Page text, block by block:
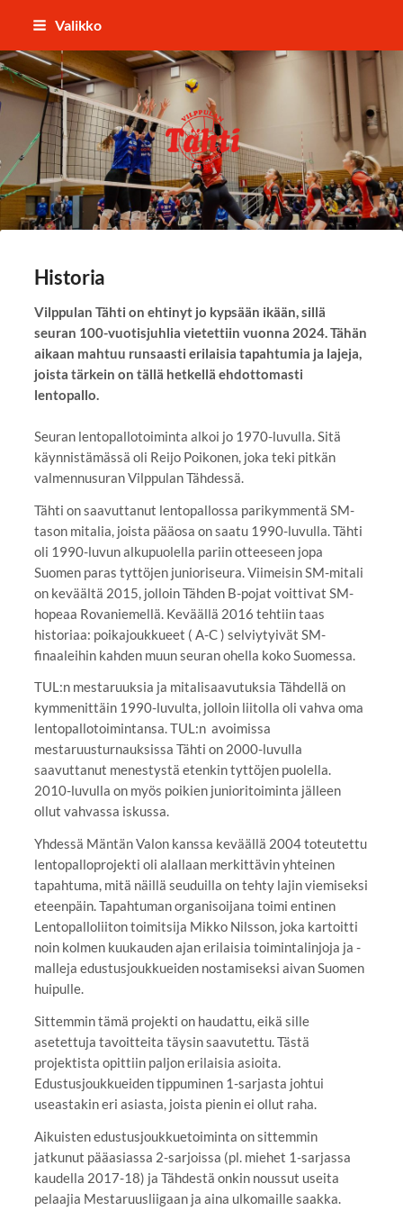
Siirry
sisältöön
Valikko
Vilppulan Tähti ry
Historia
Vilppulan Tähti on ehtinyt jo kypsään ikään, sillä
seuran 100-vuotisjuhlia vietettiin vuonna 2024. Tähän
aikaan mahtuu runsaasti erilaisia tapahtumia ja lajeja,
joista tärkein on tällä hetkellä ehdottomasti
lentopallo.
Seuran lentopallotoiminta alkoi jo 1970-luvulla. Sitä
käynnistämässä oli Reijo Poikonen, joka teki pitkän
valmennusuran Vilppulan Tähdessä.
Tähti on saavuttanut lentopallossa parikymmentä SM-
tason mitalia, joista pääosa on saatu 1990-luvulla. Tähti
oli 1990-luvun alkupuolella pariin otteeseen jopa
Suomen paras tyttöjen junioriseura. Viimeisin SM-mitali
on keväältä 2015, jolloin Tähden B-pojat voittivat SM-
hopeaa Rovaniemellä. Keväällä 2016 tehtiin taas
historiaa: poikajoukkueet ( A-C ) selviytyivät SM-
finaaleihin kahden muun seuran ohella koko Suomessa.
TUL:n mestaruuksia ja mitalisaavutuksia Tähdellä on
kymmenittäin 1990-luvulta, jolloin liitolla oli vahva oma
lentopallotoimintansa. TUL:n avoimissa
mestaruusturnauksissa Tähti on 2000-luvulla
saavuttanut menestystä etenkin tyttöjen puolella.
2010-luvulla on myös poikien junioritoiminta jälleen
ollut vahvassa iskussa.
Yhdessä Mäntän Valon kanssa keväällä 2004 toteutettu
lentopalloprojekti oli alallaan merkittävin yhteinen
tapahtuma, mitä näillä seuduilla on tehty lajin viemiseksi
eteenpäin. Tapahtuman organisoijana toimi entinen
Lentopalloliiton toimitsija Mikko Nilsson, joka kartoitti
noin kolmen kuukauden ajan erilaisia toimintalinjoja ja -
malleja edustusjoukkueiden nostamiseksi aivan Suomen
huipulle.
Sittemmin tämä projekti on haudattu, eikä sille
asetettuja tavoitteita täysin saavutettu. Tästä
projektista opittiin paljon erilaisia asioita.
Edustusjoukkueiden tippuminen 1-sarjasta johtui
useastakin eri asiasta, joista pienin ei ollut raha.
Aikuisten edustusjoukkuetoiminta on sittemmin
jatkunut pääasiassa 2-sarjoissa (pl. miehet 1-sarjassa
kaudella 2017-18) ja Tähdestä onkin noussut useita
pelaajia Mestaruusliigaan ja aina ulkomaille saakka.